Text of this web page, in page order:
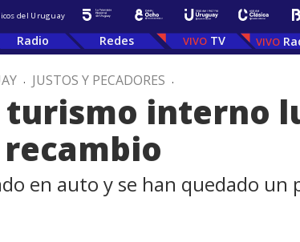
del Uruguay
Radio Redes TV
. JUSTOS Y PECADORES .
interno
en auto y se han quedado un